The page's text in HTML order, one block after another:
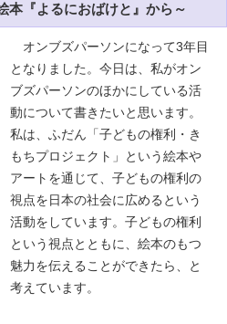
『よるにおばけと』から～
オンブズパーソンになって3年目
となりました。今日は、私がオン
ブズパーソンのほかにしている活
動について書きたいと思います。
私は、ふだん「子どもの権利・き
もちプロジェクト」という絵本や
アートを通じて、子どもの権利の
視点を日本の社会に広めるという
活動をしています。子どもの権利
という視点とともに、絵本のもつ
魅力を伝えることができたら、と
考えています。